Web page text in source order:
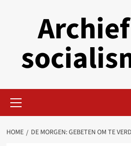
Menu
HOME DE MORGEN: GEBETEN OM TE